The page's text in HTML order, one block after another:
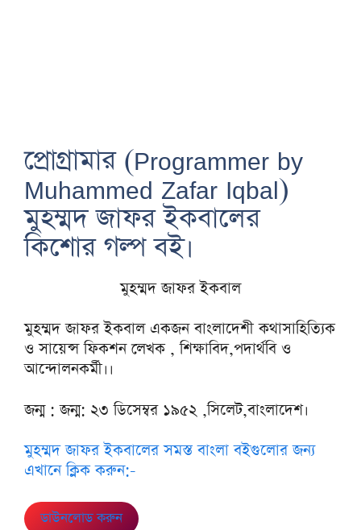
প্রোগ্রামার (Programmer by
Muhammed Zafar Iqbal)
মুহম্মদ জাফর ইকবালের
কিশোর গল্প বই।
মুহম্মদ জাফর ইকবাল
মুহম্মদ জাফর ইকবাল একজন বাংলাদেশী কথাসাহিত্যিক
ও সায়েন্স ফিকশন লেখক , শিক্ষাবিদ,পদার্থবি ও
আন্দোলনকর্মী।।
জন্ম : জন্ম: ২৩ ডিসেম্বর ১৯৫২ ,সিলেট,বাংলাদেশ।
মুহম্মদ জাফর ইকবালের সমস্ত বাংলা বইগুলোর জন্য
এখানে ক্লিক করুন:-
ডাউনলোড করুন